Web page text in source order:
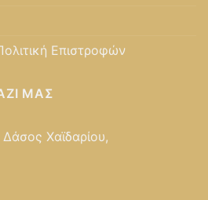
Επιστροφών
ΜΑΣ
Χαϊδαρίου,